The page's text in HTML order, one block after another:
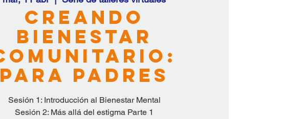
para traducir el
CREANDO
BIENESTAR
para padres
Sesión 1: Introducción al Bienestar Mental
Sesión 2: Más allá del estigma Parte 1